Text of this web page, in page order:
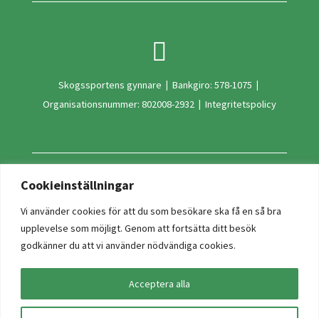
Cookieinställningar
Vi använder cookies för att du som besökare ska få en så bra
upplevelse som möjligt. Genom att fortsätta ditt besök
godkänner du att vi använder nödvändiga cookies.
Acceptera alla

Skogssportens gynnare | Bankgiro: 578-1075 |
Organisationsnummer: 802008-2932 | Integritetspolicy
Ge en gåva Ge en minnesgåva